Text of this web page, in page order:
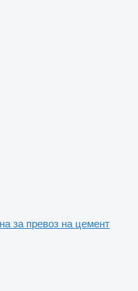
за превоз на цемент